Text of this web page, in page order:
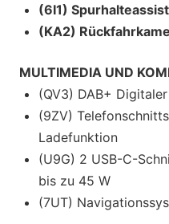
(6I1)
(KA2)
MULTIMEDIA UND
(QV3) DAB+
(9ZV)
Ladefunktion
(U9G) 2 USB-C-
bis zu 45 W
(7UT)